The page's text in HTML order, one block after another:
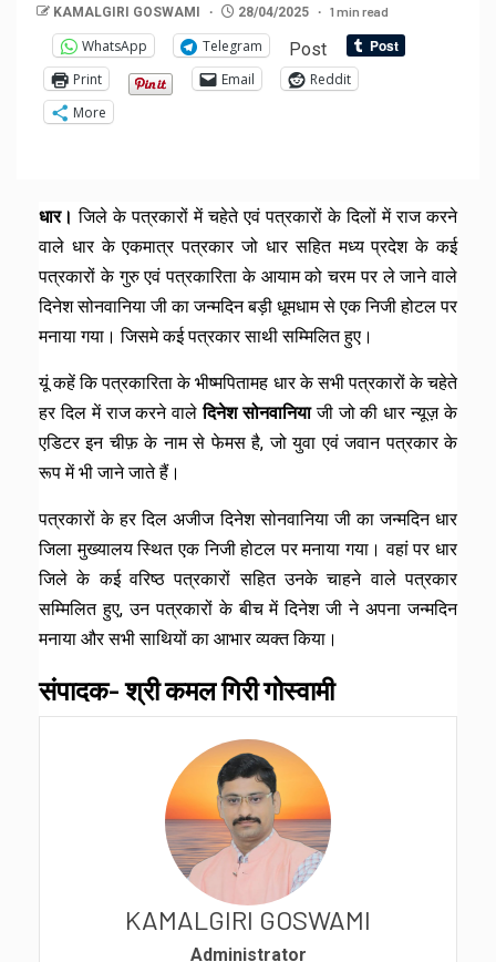
KAMALGIRI GOSWAMI 28/04/2025 1 min read
WhatsApp Telegram Post
Print Email
Reddit
More
धार। जिले के पत्रकारों में चहेते एवं पत्रकारों के दिलों में राज करने
वाले धार के एकमात्र पत्रकार जो धार सहित मध्य प्रदेश के कई
पत्रकारों के गुरु एवं पत्रकारिता के आयाम को चरम पर ले जाने वाले
दिनेश सोनवानिया जी का जन्मदिन बड़ी धूमधाम से एक निजी होटल पर
मनाया गया। जिसमे कई पत्रकार साथी सम्मिलित हुए।
यूं कहें कि पत्रकारिता के भीष्मपितामह धार के सभी पत्रकारों के चहेते
हर दिल में राज करने वालेदिनेश सोनवानियाजी जो की धार न्यूज़ के
एडिटर इन चीफ़ के नाम से फेमस है, जो युवा एवं जवान पत्रकार के
रूप में भी जाने जाते हैं।
पत्रकारों के हर दिल अजीज दिनेश सोनवानिया जी का जन्मदिन धार
जिला मुख्यालय स्थित एक निजी होटल पर मनाया गया। वहां पर धार
जिले के कई वरिष्ठ पत्रकारों सहित उनके चाहने वाले पत्रकार
सम्मिलित हुए, उन पत्रकारों के बीच में दिनेश जी ने अपना जन्मदिन
मनाया और सभी साथियों का आभार व्यक्त किया।
संपादक- श्री कमल गिरी गोस्वामी
KAMALGIRI GOSWAMI
Administrator